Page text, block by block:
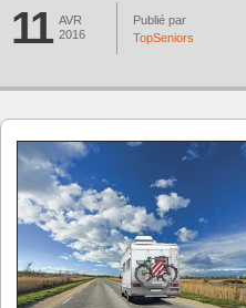
11 AVR
2016
Publié par
TopSeniors